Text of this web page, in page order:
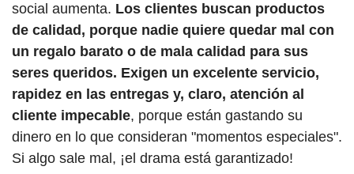
social aumenta. Los clientes buscan productos
de calidad, porque nadie quiere quedar mal con
un regalo barato o de mala calidad para sus
seres queridos. Exigen un excelente servicio,
rapidez en las entregas y, claro, atención al
cliente impecable, porque están gastando su
dinero en lo que consideran "momentos especiales".
Si algo sale mal, ¡el drama está garantizado!